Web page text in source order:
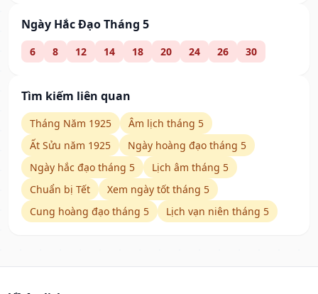
Ngày Hắc Đạo Tháng 5
6 8 12 14 18 20 24 26 30
Tìm kiếm liên quan
Tháng Năm 1925
Âm lịch tháng 5
Ất Sửu năm 1925
Ngày hoàng đạo tháng 5
Ngày hắc đạo tháng 5
Lịch âm tháng 5
Chuẩn bị Tết
Xem ngày tốt tháng 5
Cung hoàng đạo tháng 5
Lịch vạn niên tháng 5